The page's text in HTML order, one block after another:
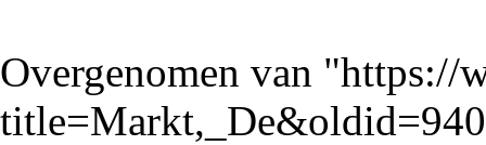
Overgenomen van "https://